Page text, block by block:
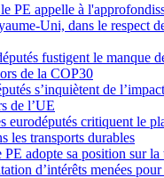
le PE appelle à
Uni, dans le respect
fustigent le manque
de la COP30
s’inquiètent de
de l’UE
eurodéputés critiquent le
les transports durables
PE adopte sa position sur la
d’intérêts menées